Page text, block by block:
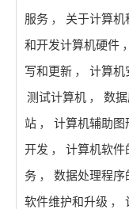
服务 ， 关于计算机
和开发计算机硬件 ，
写和更新 ， 计算机
测试计算机 ， 数
站 ， 计算机辅助图
开发 ， 计算机软件
务 ， 数据处理程序
软件维护和升级 ，